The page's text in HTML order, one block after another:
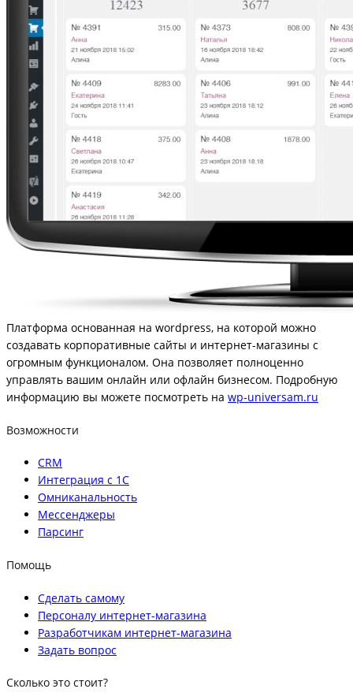
Платформа основанная на wordpress, на которой можно
создавать корпоративные сайты и интернет-магазины с
огромным функционалом. Она позволяет полноценно
управлять вашим онлайн или офлайн бизнесом. Подробную
информацию вы можете посмотреть на wp-universam.ru
Возможности
CRM
Интеграция с 1С
Омниканальность
Мессенджеры
Парсинг
Помощь
Сделать самому
Персоналу интернет-магазина
Разработчикам интернет-магазина
Задать вопрос
Сколько это стоит?